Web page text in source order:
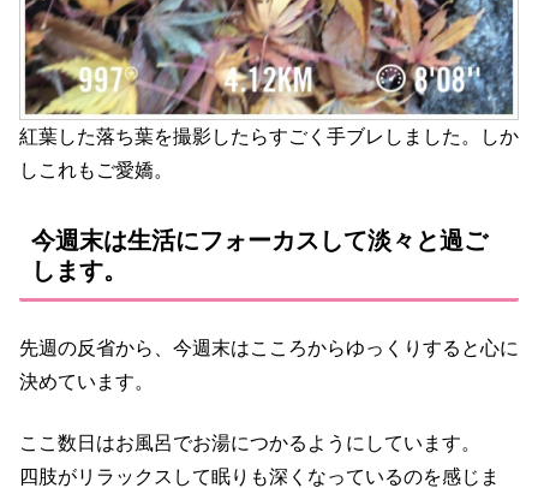
紅葉した落ち葉を撮影したらすごく手ブレしました。しか
しこれもご愛嬌。
今週末は生活にフォーカスして淡々と過ご
します。
先週の反省から、今週末はこころからゆっくりすると心に
決めています。
ここ数日はお風呂でお湯につかるようにしています。
四肢がリラックスして眠りも深くなっているのを感じま